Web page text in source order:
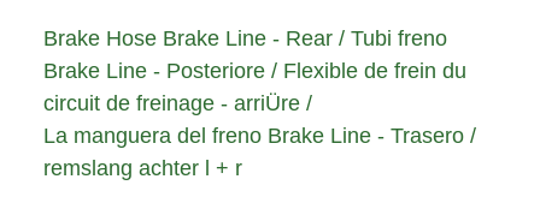
Brake Hose Brake Line - Rear / Tubi freno
Brake Line - Posteriore / Flexible de frein du
circuit de freinage - arriÜre /
La manguera del freno Brake Line - Trasero /
remslang achter l + r